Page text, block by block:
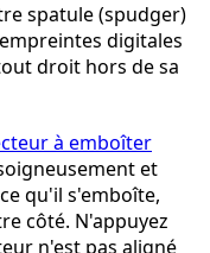
spatule (spudger)
digitales
droit hors de sa
à emboîter
et
qu'il s'emboîte,
côté. N'appuyez
n'est pas aligné